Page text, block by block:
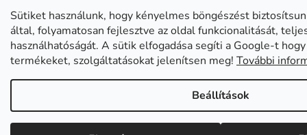
Sütiket használunk, hogy kényelmes böngészést
által, folyamatosan fejlesztve az oldal funkcionalitását,
használhatóságát. A sütik elfogadása segíti a Google-t
termékeket, szolgáltatásokat jelenítsen meg! További
Beállítások